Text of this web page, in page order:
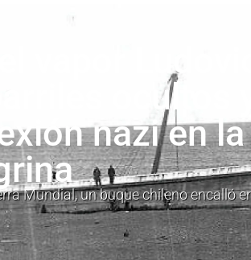
vapor
ocultos y
nazi en la
Mundial, un buque chileno encalló